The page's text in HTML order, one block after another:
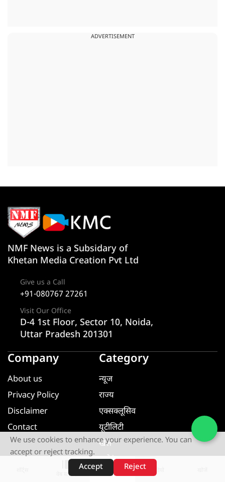
ADVERTISEMENT
वेब स्टोरीज़
NMF News is a Subsidary of
Khetan Media Creation Pvt Ltd
Give us a Call
+91-080767 27261
Visit Our Office
D-4 1st Floor, Sector 10, Noida,
Uttar Pradesh 201301
Company
About us
Privacy Policy
Disclaimer
Contact
Category
न्यूज
राज्य
एक्सक्लूसिव
यूटीलिटी
खेल
मनोरंजन
धर्म ज्ञान
We use cookies to enhance your experience. You can
accept or reject tracking.
Accept
Reject